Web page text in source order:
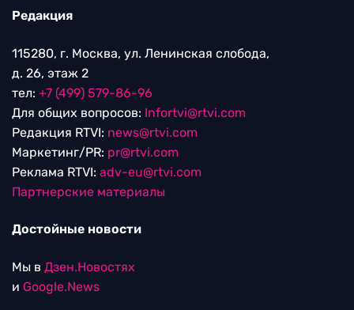
Редакция
115280, г. Москва, ул. Ленинская слобода,
д. 26, этаж 2
тел: +7 (499) 579-86-96
Для общих вопросов: Infortvi@rtvi.com
Редакция RTVI: news@rtvi.com
Маркетинг/PR: pr@rtvi.com
Реклама RTVI: adv-eu@rtvi.com
Партнерские материалы
Достойные новости
Мы в Дзен.Новостях
и Google.News